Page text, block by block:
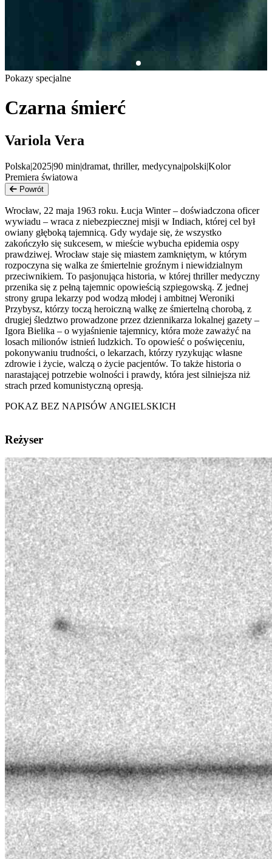
Pokazy specjalne
Czarna śmierć
Variola Vera
Polska|2025|90 min|dramat, thriller, medycyna|polski|Kolor
Premiera światowa
Powrót
Wrocław, 22 maja 1963 roku. Łucja Winter – doświadczona oficer
wywiadu – wraca z niebezpiecznej misji w Indiach, której cel był
owiany głęboką tajemnicą. Gdy wydaje się, że wszystko
zakończyło się sukcesem, w mieście wybucha epidemia ospy
prawdziwej. Wrocław staje się miastem zamkniętym, w którym
rozpoczyna się walka ze śmiertelnie groźnym i niewidzialnym
przeciwnikiem. To pasjonująca historia, w której thriller medyczny
przenika się z pełną tajemnic opowieścią szpiegowską. Z jednej
strony grupa lekarzy pod wodzą młodej i ambitnej Weroniki
Przybysz, którzy toczą heroiczną walkę ze śmiertelną chorobą, z
drugiej śledztwo prowadzone przez dziennikarza lokalnej gazety –
Igora Bielika – o wyjaśnienie tajemnicy, która może zaważyć na
losach milionów istnień ludzkich. To opowieść o poświęceniu,
pokonywaniu trudności, o lekarzach, którzy ryzykując własne
zdrowie i życie, walczą o życie pacjentów. To także historia o
narastającej potrzebie wolności i prawdy, która jest silniejsza niż
strach przed komunistyczną opresją.
POKAZ BEZ NAPISÓW ANGIELSKICH
Reżyser